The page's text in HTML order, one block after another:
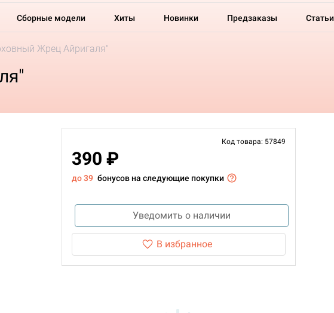
Сборные модели Хиты Новинки Предзаказы Статьи
Жрец Айригаля"
Код товара: 57849
390 ₽
до 39 бонусов на следующие покупки
Уведомить о наличии
В избранное